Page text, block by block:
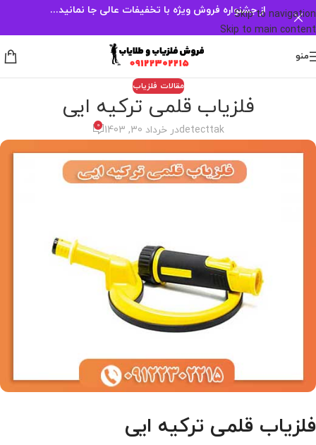
Skip to navigation
Skip to main content
از جشنواره فروش ویژه با تخفیفات عالی جا نمانید...
منو
مقالات فلزیاب
فلزیاب قلمی ترکیه ایی
detecttakدر خرداد 30, 1403 0
فلزیاب قلمی ترکیه ایی